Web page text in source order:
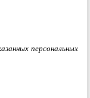
персональных